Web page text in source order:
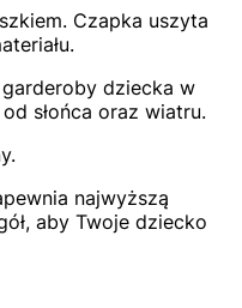
Czapka uszyta
dziecka w
słońca oraz wiatru.
najwyższą
aby Twoje dziecko